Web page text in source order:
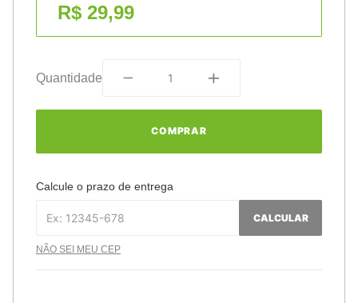
R$ 29,99
Quantidade
COMPRAR
Calcule o prazo de entrega
CALCULAR
NÃO SEI MEU CEP